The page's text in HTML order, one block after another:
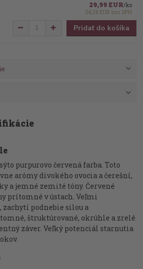
29,99 EUR/ks
24,38 EURbez DPH
Pridať do košíka
purpurovo červená farba. Toto
arómy divokého ovocia a čerešní,
a jemné zemité tóny. Červené
prítomné v ústach. Veľmi
zachytí podnebie silou a
štruktúrované, okrúhle a zrelé
záver. Veľký potenciál starnutia